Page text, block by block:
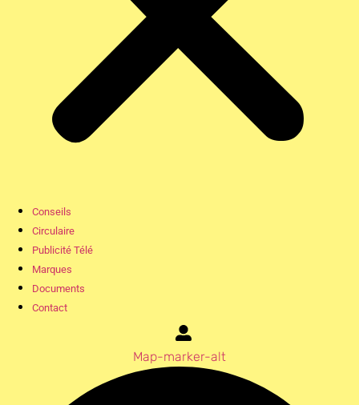
Conseils
Circulaire
Publicité Télé
Marques
Documents
Contact
Map-marker-alt